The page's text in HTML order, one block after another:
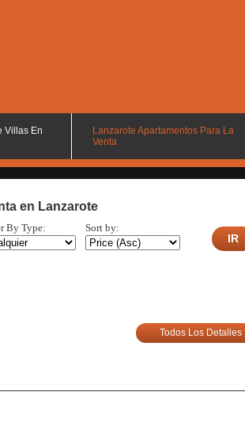
Villas En
Lanzarote Apartamentos Para La
Venta
en Lanzarote
By Type: Sort by:
Todos Los Detalles